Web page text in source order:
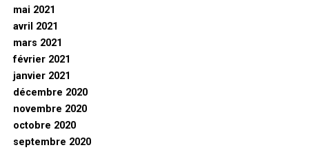
mai 2021
avril 2021
mars 2021
février 2021
janvier 2021
décembre 2020
novembre 2020
octobre 2020
septembre 2020